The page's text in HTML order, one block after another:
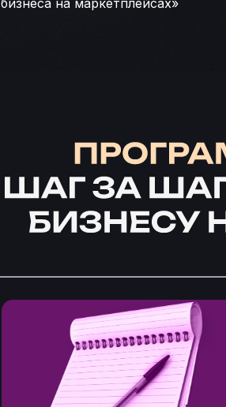
на маркетплейсах»